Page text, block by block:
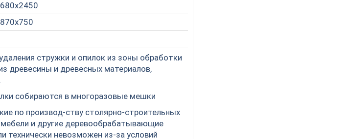
стружки и опилок из зоны обработки
древесины и древесных материалов,
собираются в многоразовые мешки
по производ-ству столярно-строительных
и другие деревообрабатывающие
технически невозможен из-за условий